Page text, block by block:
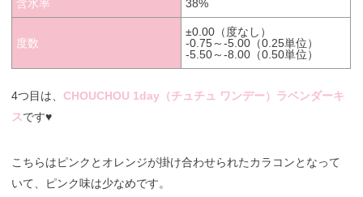
含水率 38%
度数
±0.00（度なし）
-0.75～-5.00（0.25単位）
-5.50～-8.00（0.50単位）
4つ目は、CHOUCHOU 1day（チュチュ ワンデー）ラベンダーキ
スです♥
こちらはピンクとオレンジが掛け合わせられたカラコンとなって
いて、ピンク味は少なめです。